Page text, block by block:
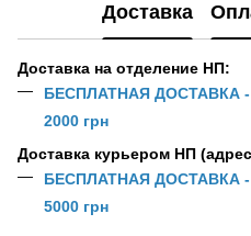
Доставка
Доставка на отделение НП:
БЕСПЛАТНАЯ ДОСТАВКА -
2000 грн
Доставка курьером НП
БЕСПЛАТНАЯ ДОСТАВКА -
5000 грн